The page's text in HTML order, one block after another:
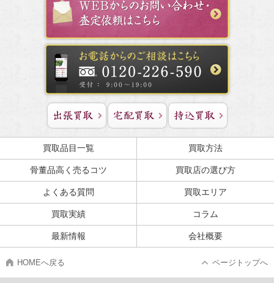
買取品目一覧 買取方法
骨董品高く売るコツ 買取店の選び方
よくある質問 買取エリア
買取実績 コラム
最新情報 会社概要
HOMEへ戻る ページトップへ